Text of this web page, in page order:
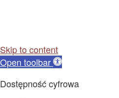
Skip to content
Open toolbar
Dostępność cyfrowa